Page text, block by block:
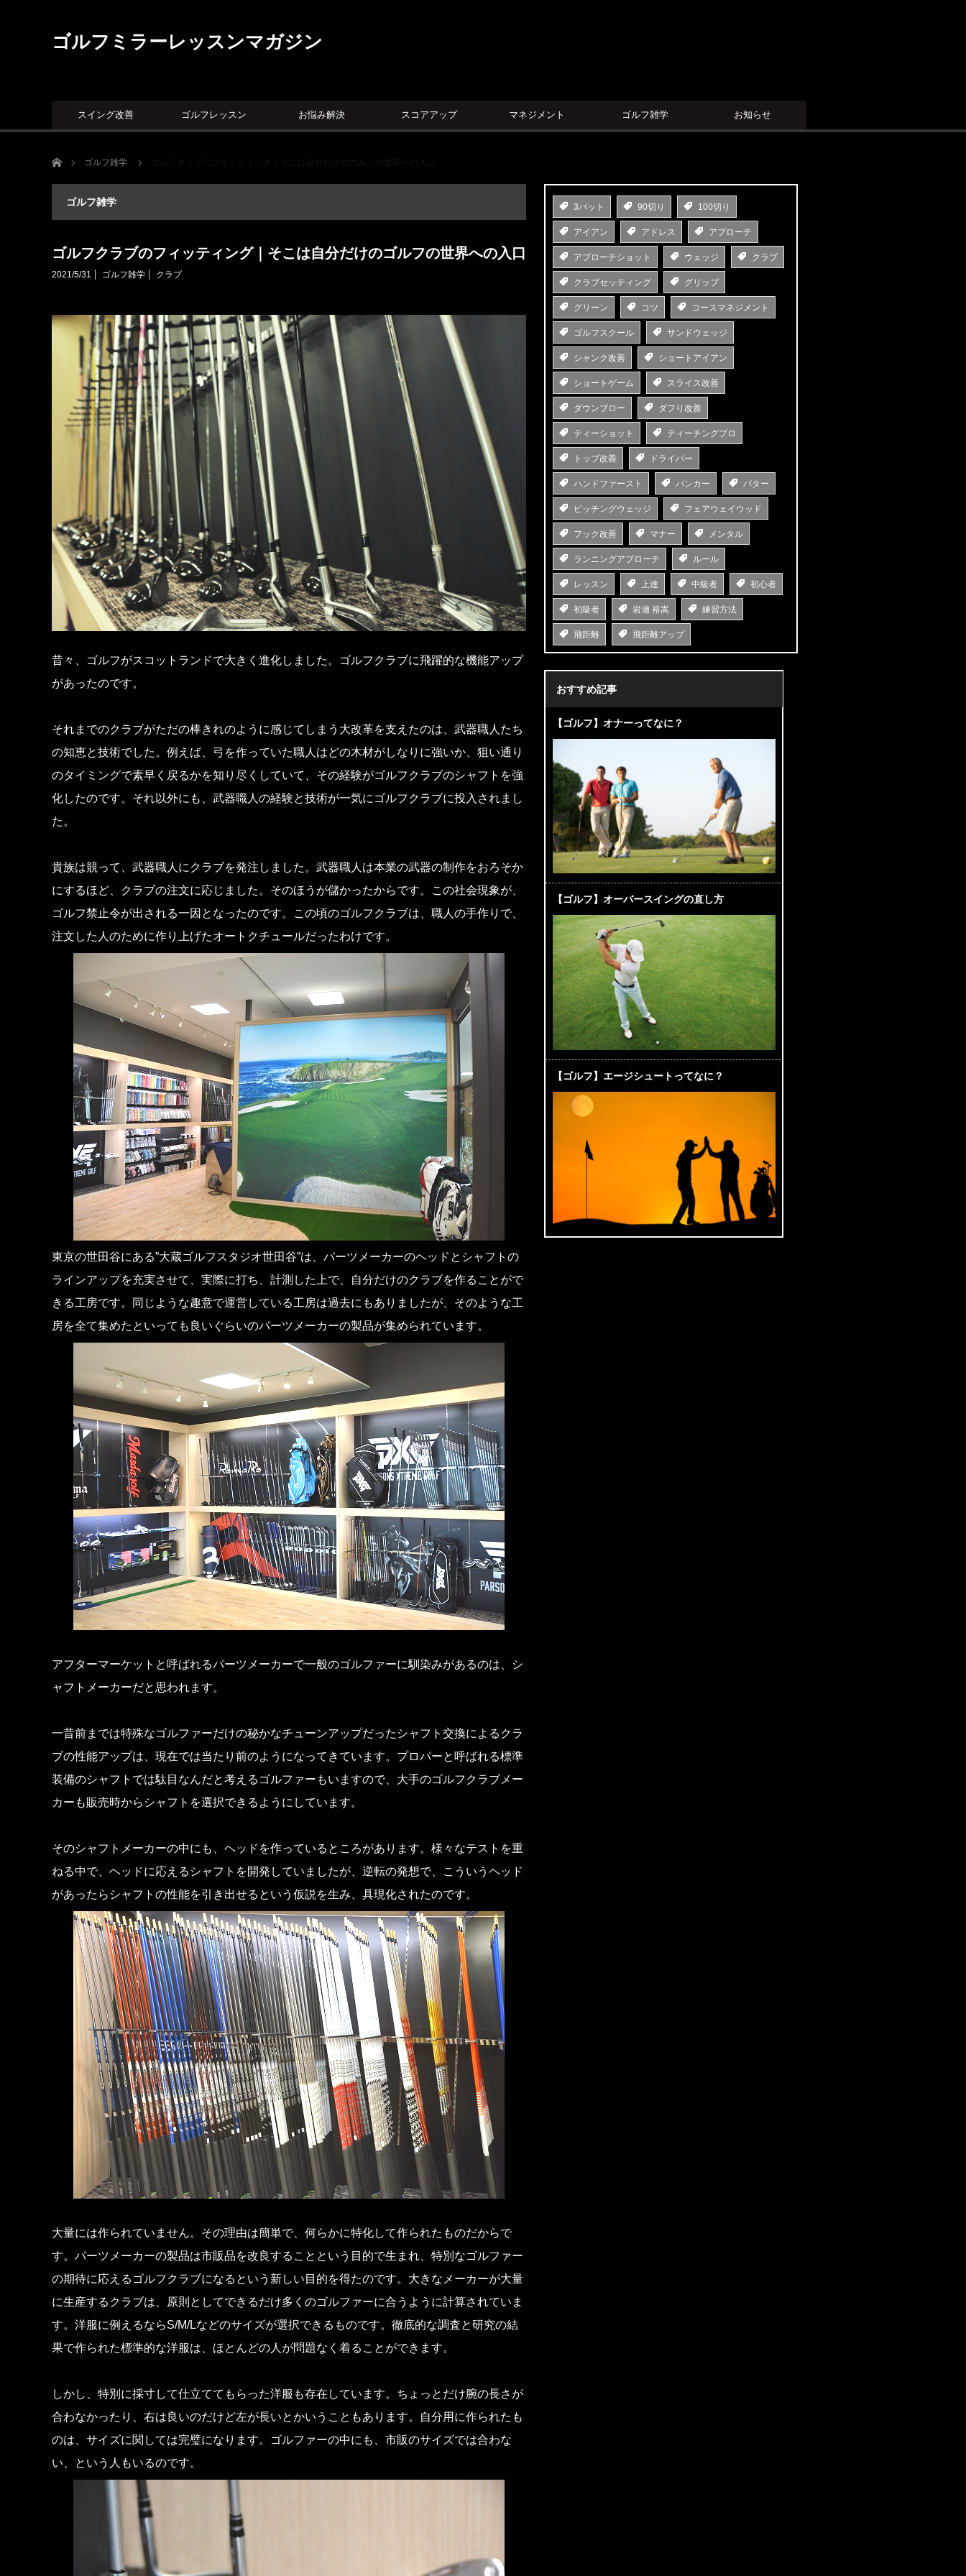
ゴルフミラーレッスンマガジン
スイング改善 ゴルフレッスン お悩み解決 スコアアップ マネジメント ゴルフ雑学 お知らせ
ホーム ゴルフ雑学 ゴルフクラブのフィッティング｜そこは自分だけのゴルフの世界への入口
ゴルフ雑学
ゴルフクラブのフィッティング｜そこは自分だけのゴルフの世界への入口
2021/5/31 ゴルフ雑学 クラブ
昔々、ゴルフがスコットランドで大きく進化しました。ゴルフクラブに飛躍的な機能アップ
があったのです。
それまでのクラブがただの棒きれのように感じてしまう大改革を支えたのは、武器職人たち
の知恵と技術でした。例えば、弓を作っていた職人はどの木材がしなりに強いか、狙い通り
のタイミングで素早く戻るかを知り尽くしていて、その経験がゴルフクラブのシャフトを強
化したのです。それ以外にも、武器職人の経験と技術が一気にゴルフクラブに投入されまし
た。
貴族は競って、武器職人にクラブを発注しました。武器職人は本業の武器の制作をおろそか
にするほど、クラブの注文に応じました。そのほうが儲かったからです。この社会現象が、
ゴルフ禁止令が出される一因となったのです。この頃のゴルフクラブは、職人の手作りで、
注文した人のために作り上げたオートクチュールだったわけです。
東京の世田谷にある”大蔵ゴルフスタジオ世田谷”は、パーツメーカーのヘッドとシャフトの
ラインアップを充実させて、実際に打ち、計測した上で、自分だけのクラブを作ることがで
きる工房です。同じような趣意で運営している工房は過去にもありましたが、そのような工
房を全て集めたといっても良いぐらいのパーツメーカーの製品が集められています。
アフターマーケットと呼ばれるパーツメーカーで一般のゴルファーに馴染みがあるのは、シ
ャフトメーカーだと思われます。
一昔前までは特殊なゴルファーだけの秘かなチューンアップだったシャフト交換によるクラ
ブの性能アップは、現在では当たり前のようになってきています。プロパーと呼ばれる標準
装備のシャフトでは駄目なんだと考えるゴルファーもいますので、大手のゴルフクラブメー
カーも販売時からシャフトを選択できるようにしています。
そのシャフトメーカーの中にも、ヘッドを作っているところがあります。様々なテストを重
ねる中で、ヘッドに応えるシャフトを開発していましたが、逆転の発想で、こういうヘッド
があったらシャフトの性能を引き出せるという仮説を生み、具現化されたのです。
大量には作られていません。その理由は簡単で、何らかに特化して作られたものだからで
す。パーツメーカーの製品は市販品を改良することという目的で生まれ、特別なゴルファー
の期待に応えるゴルフクラブになるという新しい目的を得たのです。大きなメーカーが大量
に生産するクラブは、原則としてできるだけ多くのゴルファーに合うように計算されていま
す。洋服に例えるならS/M/Lなどのサイズが選択できるものです。徹底的な調査と研究の結
果で作られた標準的な洋服は、ほとんどの人が問題なく着ることができます。
しかし、特別に採寸して仕立ててもらった洋服も存在しています。ちょっとだけ腕の長さが
合わなかったり、右は良いのだけど左が長いとかいうこともあります。自分用に作られたも
のは、サイズに関しては完璧になります。ゴルファーの中にも、市販のサイズでは合わな
い、という人もいるのです。
3パット 90切り 100切り
アイアン アドレス アプローチ
アプローチショット ウェッジ クラブ
クラブセッティング グリップ
グリーン コツ コースマネジメント
ゴルフスクール サンドウェッジ
シャンク改善 ショートアイアン
ショートゲーム スライス改善
ダウンブロー ダフり改善
ティーショット ティーチングプロ
トップ改善 ドライバー
ハンドファースト バンカー パター
ピッチングウェッジ フェアウェイウッド
フック改善 マナー メンタル
ランニングアプローチ ルール
レッスン 上達 中級者 初心者
初級者 岩瀬 裕嵩 練習方法
飛距離 飛距離アップ
おすすめ記事
【ゴルフ】オナーってなに？
【ゴルフ】オーバースイングの直し方
【ゴルフ】エージシュートってなに？